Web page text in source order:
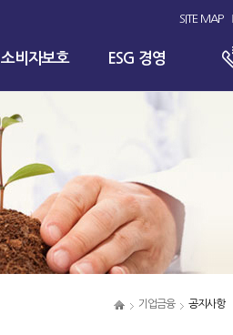
SITE MAP
소비자보호 ESG 경영
기업금융 공지사항